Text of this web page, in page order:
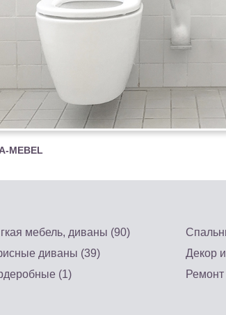
MEBEL
мебель, диваны (90)
диваны (39)
Декор
(1)